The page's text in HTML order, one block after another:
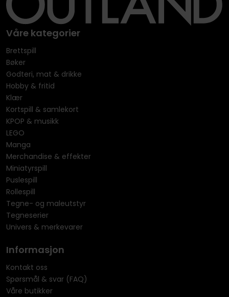
Våre kategorier
Brettspill
Bøker
Godteri, mat & drikke
Hobby & fritid
Klær
Kortspill & samlekort
KPOP & musikk
LEGO
Manga
Merchandise & effekter
Miniatyrspill
Puslespill
Rollespill
Tegne- og maleutstyr
Tegneserier
Univers & merkevarer
Informasjon
Kontakt oss
Spørsmål & svar (FAQ)
Våre butikker